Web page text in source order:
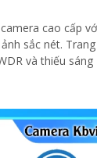
cao cấp
bị công nghệ
và thiếu